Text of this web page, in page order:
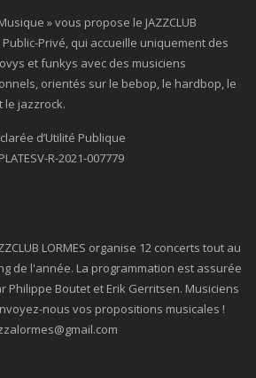
» vous propose le JAZZCLUB
Public-Privé, qui accueille uniquement des
et funkys avec des musiciens
orientés sur le bebop, le hardbop, le
le jazzrock.
d’Utilité Publique
PLATESV-R-2021-007779
LORMES organise 12 concerts tout au
de l'année. La programmation est assurée
Philippe Boutet et Erik Gerritsen. Musiciens
nous vos propositions musicales !